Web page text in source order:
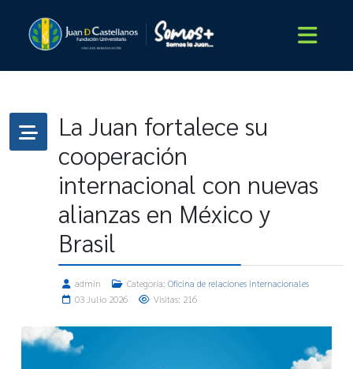
La Juan fortalece su
cooperación
internacional con nuevas
alianzas en México y
Brasil
admin Categoría: Oficina de relaciones internacionales
03 Julio 2026
Visitas: 216